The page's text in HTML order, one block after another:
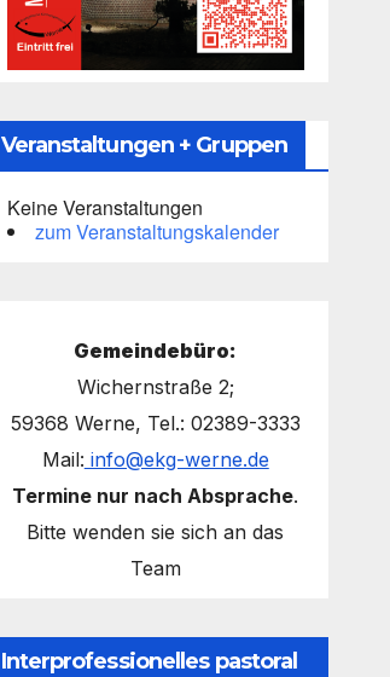
Veranstaltungen + Gruppen
Keine Veranstaltungen
zum Veranstaltungskalender
Gemeindebüro:
Wichernstraße 2;
59368 Werne, Tel.: 02389-3333
Mail: info@ekg-werne.de
Termine nur nach Absprache.
Bitte wenden sie sich an das
Team
Interprofessionelles pastoral